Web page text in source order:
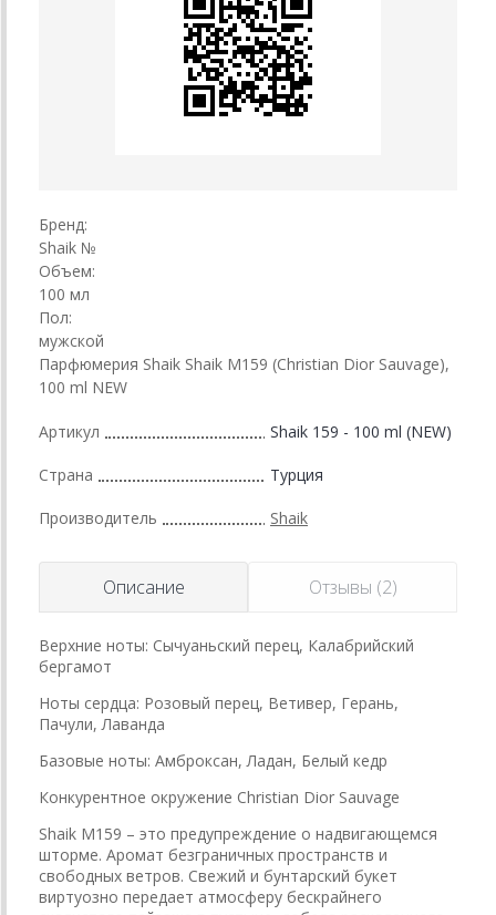
Бренд:
Shaik №
Объем:
100 мл
Пол:
мужской
Парфюмерия Shaik Shaik M159 (Christian Dior Sauvage),
100 ml NEW
Артикул Shaik 159 - 100 ml (NEW)
Страна Турция
Производитель Shaik
Описание Отзывы (2)
Верхние ноты: Сычуаньский перец, Калабрийский
бергамот
Ноты сердца: Розовый перец, Ветивер, Герань,
Пачули, Лаванда
Базовые ноты: Амброксан, Ладан, Белый кедр
Конкурентное окружение Christian Dior Sauvage
Shaik M159 – это предупреждение о надвигающемся
шторме. Аромат безграничных пространств и
свободных ветров. Свежий и бунтарский букет
виртуозно передает атмосферу бескрайнего